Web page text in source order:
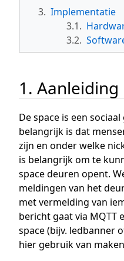
3. Implementatie
3.1.
3.2.
1. Aanleiding
De space is een
belangrijk is dat
zijn en onder welke
is belangrijk om te
space deuren opent.
meldingen van het
met vermelding van
bericht gaat via MQTT
space (bijv. ledbanner
hier gebruik van